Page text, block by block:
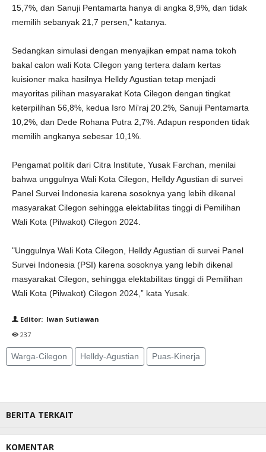
15,7%, dan Sanuji Pentamarta hanya di angka 8,9%, dan tidak
memilih sebanyak 21,7 persen,” katanya.
Sedangkan simulasi dengan menyajikan empat nama tokoh
bakal calon wali Kota Cilegon yang tertera dalam kertas
kuisioner maka hasilnya Helldy Agustian tetap menjadi
mayoritas pilihan masyarakat Kota Cilegon dengan tingkat
keterpilihan 56,8%, kedua Isro Mi'raj 20.2%, Sanuji Pentamarta
10,2%, dan Dede Rohana Putra 2,7%. Adapun responden tidak
memilih angkanya sebesar 10,1%.
Pengamat politik dari Citra Institute, Yusak Farchan, menilai
bahwa unggulnya Wali Kota Cilegon, Helldy Agustian di survei
Panel Survei Indonesia karena sosoknya yang lebih dikenal
masyarakat Cilegon sehingga elektabilitas tinggi di Pemilihan
Wali Kota (Pilwakot) Cilegon 2024.
"Unggulnya Wali Kota Cilegon, Helldy Agustian di survei Panel
Survei Indonesia (PSI) karena sosoknya yang lebih dikenal
masyarakat Cilegon, sehingga elektabilitas tinggi di Pemilihan
Wali Kota (Pilwakot) Cilegon 2024,” kata Yusak.
Editor: Iwan Sutiawan
237
Warga-Cilegon Helldy-Agustian Puas-Kinerja
BERITA TERKAIT
KOMENTAR